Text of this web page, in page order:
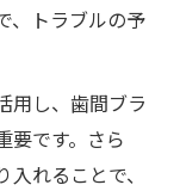
、トラブルの予
用し、歯間ブラ
要です。さら
れることで、